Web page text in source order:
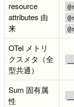
resource
attributes 由
来
OTel メトリ
クスメタ（全
型共通）
Sum 固有属
性